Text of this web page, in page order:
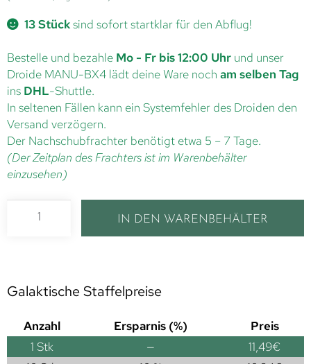
13 Stücksind sofort startklar für den Abflug!
Bestelle und bezahle Mo - Fr bis 12:00 Uhr und unser
Droide MANU-BX4 lädt deine Ware noch am selben Tag
ins DHL-Shuttle.
In seltenen Fällen kann ein Systemfehler des Droiden den
Versand verzögern.
Der Nachschubfrachter benötigt etwa 5 – 7 Tage.
(Der Zeitplan des Frachters ist im Warenbehälter
einzusehen)
IN DEN WARENBEHÄLTER
Galaktische Staffelpreise
Anzahl Ersparnis (%)
Preis
1 Stk — 11,49€